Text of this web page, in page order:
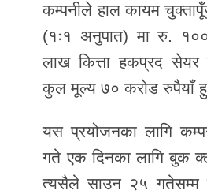
स्वास्थ्य
खेलकुद
Unicode
कम्पनीले हाल कायम
(१ः१ अनुपात) मा रु.
लाख कित्ता हकप्रद सेयर
कुल मूल्य ७० करोड रुपैयाँ
यस प्रयोजनका लागि
गते एक दिनका लागि बुक
त्यसैले साउन २५ गतेसम्म